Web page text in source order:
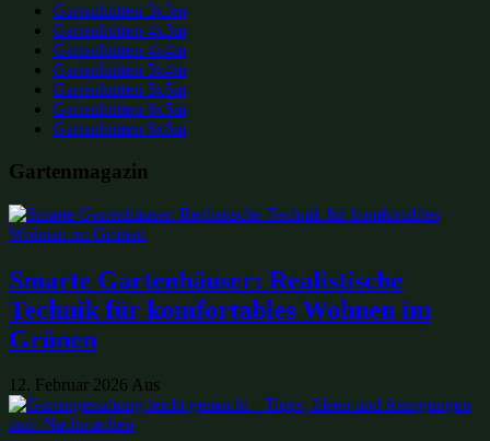
Gartenhütten 3x3m
Gartenhütten 4x3m
Gartenhütten 4x4m
Gartenhütten 5x4m
Gartenhütten 5x5m
Gartenhütten 6x5m
Gartenhütten 6x6m
Gartenmagazin
Smarte Gartenhäuser: Realistische
Technik für komfortables Wohnen im
Grünen
12. Februar 2026 Aus